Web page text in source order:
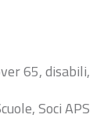
65, disabili,
Soci APS